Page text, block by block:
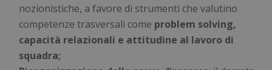
nozionistiche, a favore di strumenti che valutino
competenze trasversali come problem solving,
capacità relazionali e attitudine al lavoro di
squadra;